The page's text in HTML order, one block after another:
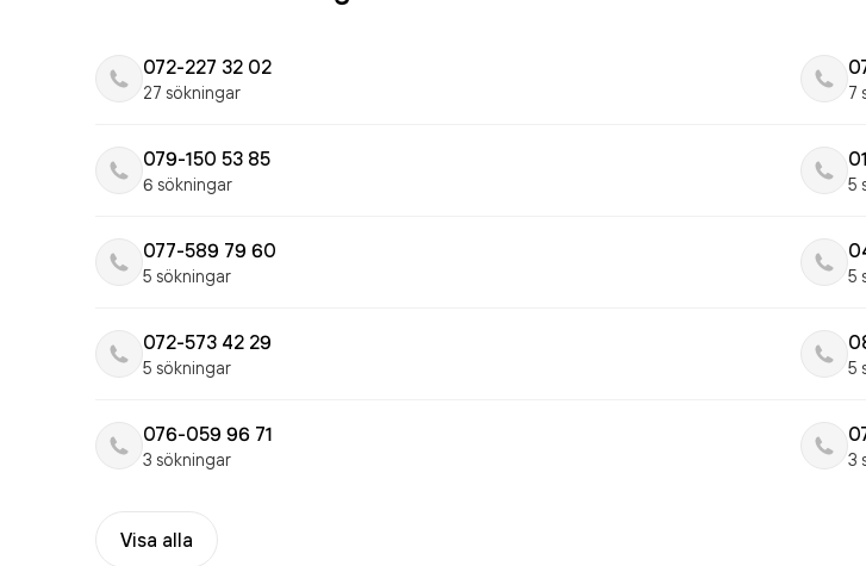
072-227 32 02
27 sökningar 7
079-150 53 85
6 sökningar 5
077-589 79 60
5 sökningar 5
072-573 42 29
5 sökningar 5
076-059 96 71
3 sökningar 3
Visa alla